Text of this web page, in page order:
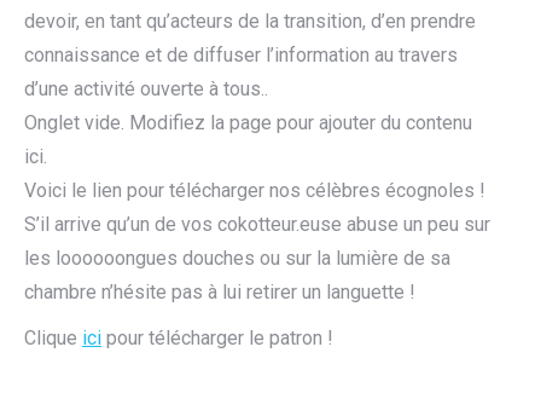
devoir, en tant qu’acteurs de la transition, d’en prendre
connaissance et de diffuser l’information au travers
d’une activité ouverte à tous..
Onglet vide. Modifiez la page pour ajouter du contenu
ici.
Voici le lien pour télécharger nos célèbres écognoles !
S’il arrive qu’un de vos cokotteur.euse abuse un peu sur
les loooooongues douches ou sur la lumière de sa
chambre n’hésite pas à lui retirer un languette !
Clique ici pour télécharger le patron !